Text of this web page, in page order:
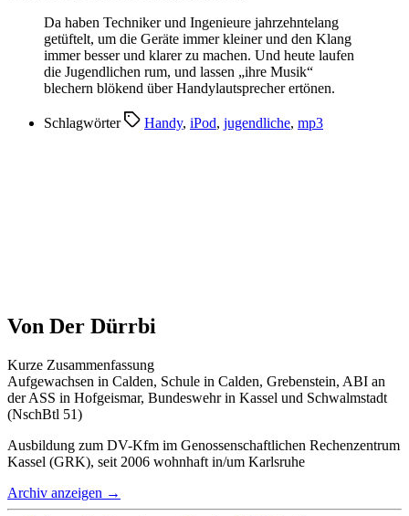
Da haben Techniker und Ingenieure jahrzehntelang
getüftelt, um die Geräte immer kleiner und den Klang
immer besser und klarer zu machen. Und heute laufen
die Jugendlichen rum, und lassen „ihre Musik“
blechern blökend über Handylautsprecher ertönen.
Schlagwörter Handy, iPod, jugendliche, mp3
Von Der Dürrbi
Kurze Zusammenfassung
Aufgewachsen in Calden, Schule in Calden, Grebenstein, ABI an
der ASS in Hofgeismar, Bundeswehr in Kassel und Schwalmstadt
(NschBtl 51)
Ausbildung zum DV-Kfm im Genossenschaftlichen Rechenzentrum
Kassel (GRK), seit 2006 wohnhaft in/um Karlsruhe
Archiv anzeigen →